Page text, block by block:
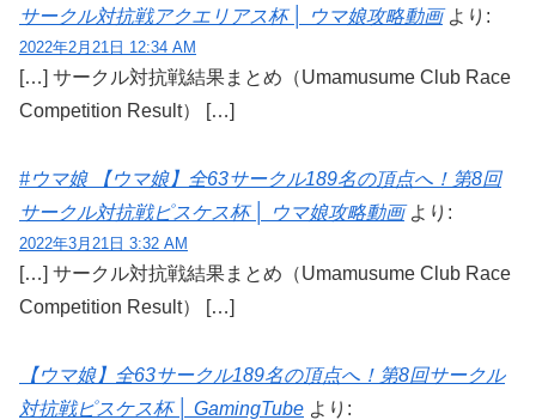
サークル対抗戦アクエリアス杯 │ ウマ娘攻略動画 より:
2022年2月21日 12:34 AM
[…] サークル対抗戦結果まとめ（Umamusume Club Race
Competition Result） […]
#ウマ娘 【ウマ娘】全63サークル189名の頂点へ！第8回
サークル対抗戦ピスケス杯 │ ウマ娘攻略動画 より:
2022年3月21日 3:32 AM
[…] サークル対抗戦結果まとめ（Umamusume Club Race
Competition Result） […]
【ウマ娘】全63サークル189名の頂点へ！第8回サークル
対抗戦ピスケス杯 │ GamingTube より: